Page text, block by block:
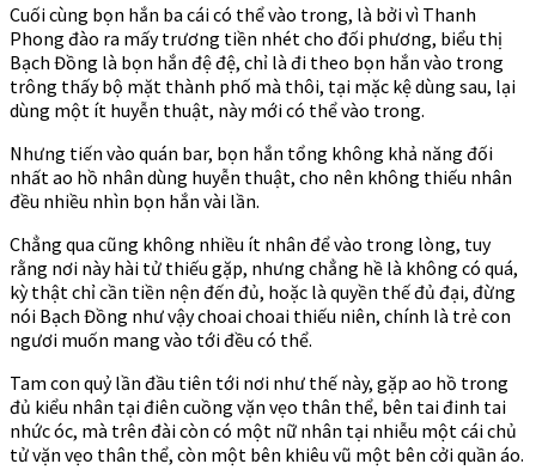
Cuối cùng bọn hắn ba cái có thể vào trong, là bởi vì Thanh
Phong đào ra mấy trương tiền nhét cho đối phương, biểu thị
Bạch Đồng là bọn hắn đệ đệ, chỉ là đi theo bọn hắn vào trong
trông thấy bộ mặt thành phố mà thôi, tại mặc kệ dùng sau, lại
dùng một ít huyễn thuật, này mới có thể vào trong.
Nhưng tiến vào quán bar, bọn hắn tổng không khả năng đối
nhất ao hồ nhân dùng huyễn thuật, cho nên không thiếu nhân
đều nhiều nhìn bọn hắn vài lần.
Chẳng qua cũng không nhiều ít nhân để vào trong lòng, tuy
rằng nơi này hài tử thiếu gặp, nhưng chẳng hề là không có quá,
kỳ thật chỉ cần tiền nện đến đủ, hoặc là quyền thế đủ đại, đừng
nói Bạch Đồng như vậy choai choai thiếu niên, chính là trẻ con
ngươi muốn mang vào tới đều có thể.
Tam con quỷ lần đầu tiên tới nơi như thế này, gặp ao hồ trong
đủ kiểu nhân tại điên cuồng vặn vẹo thân thể, bên tai đinh tai
nhức óc, mà trên đài còn có một nữ nhân tại nhiễu một cái chủ
tử vặn vẹo thân thể, còn một bên khiêu vũ một bên cởi quần áo.